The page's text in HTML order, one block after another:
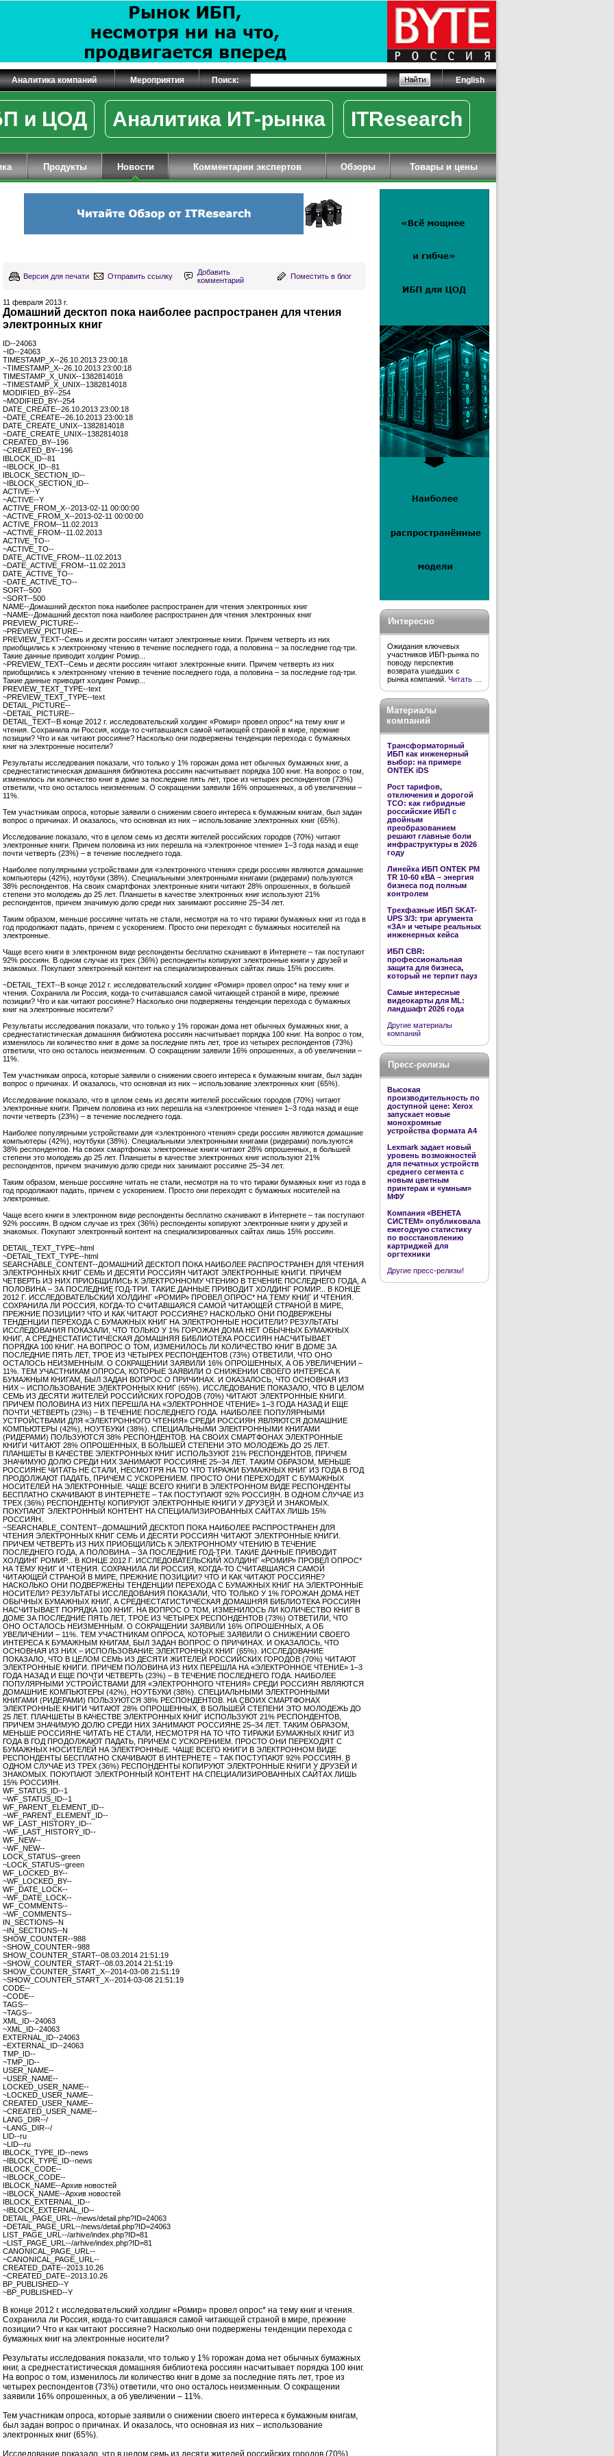
Аналитика компаний Мероприятия Поиск: English
и ЦОД Аналитика ИТ-рынка ITResearch
Продукты Новости Комментарии экспертов Обзоры Товары и цены
Версия для печати Отправить ссылку
Добавить
комментарий
Поместить в блог
11 февраля 2013 г.
Домашний десктоп пока наиболее распространен для чтения
электронных книг
ID--24063
~ID--24063
TIMESTAMP_X--26.10.2013 23:00:18
~TIMESTAMP_X--26.10.2013 23:00:18
TIMESTAMP_X_UNIX--1382814018
~TIMESTAMP_X_UNIX--1382814018
MODIFIED_BY--254
~MODIFIED_BY--254
DATE_CREATE--26.10.2013 23:00:18
~DATE_CREATE--26.10.2013 23:00:18
DATE_CREATE_UNIX--1382814018
~DATE_CREATE_UNIX--1382814018
CREATED_BY--196
~CREATED_BY--196
IBLOCK_ID--81
~IBLOCK_ID--81
IBLOCK_SECTION_ID--
~IBLOCK_SECTION_ID--
ACTIVE--Y
~ACTIVE--Y
ACTIVE_FROM_X--2013-02-11 00:00:00
~ACTIVE_FROM_X--2013-02-11 00:00:00
ACTIVE_FROM--11.02.2013
~ACTIVE_FROM--11.02.2013
ACTIVE_TO--
~ACTIVE_TO--
DATE_ACTIVE_FROM--11.02.2013
~DATE_ACTIVE_FROM--11.02.2013
DATE_ACTIVE_TO--
~DATE_ACTIVE_TO--
SORT--500
~SORT--500
NAME--Домашний десктоп пока наиболее распространен для чтения электронных книг
~NAME--Домашний десктоп пока наиболее распространен для чтения электронных книг
PREVIEW_PICTURE--
~PREVIEW_PICTURE--
PREVIEW_TEXT--Семь и десяти россиян читают электронные книги. Причем четверть из них
приобщились к электронному чтению в течение последнего года, а половина – за последние год-три.
Такие данные приводит холдинг Ромир...
~PREVIEW_TEXT--Семь и десяти россиян читают электронные книги. Причем четверть из них
приобщились к электронному чтению в течение последнего года, а половина – за последние год-три.
Такие данные приводит холдинг Ромир...
PREVIEW_TEXT_TYPE--text
~PREVIEW_TEXT_TYPE--text
DETAIL_PICTURE--
~DETAIL_PICTURE--
DETAIL_TEXT--В конце 2012 г. исследовательский холдинг «Ромир» провел опрос* на тему книг и
чтения. Сохранила ли Россия, когда-то считавшаяся самой читающей страной в мире, прежние
позиции? Что и как читают россияне? Насколько они подвержены тенденции перехода с бумажных
книг на электронные носители?
Результаты исследования показали, что только у 1% горожан дома нет обычных бумажных книг, а
среднестатистическая домашняя библиотека россиян насчитывает порядка 100 книг. На вопрос о том,
изменилось ли количество книг в доме за последние пять лет, трое из четырех респондентов (73%)
ответили, что оно осталось неизменным. О сокращении заявили 16% опрошенных, а об увеличении –
11%.
Тем участникам опроса, которые заявили о снижении своего интереса к бумажным книгам, был задан
вопрос о причинах. И оказалось, что основная из них – использование электронных книг (65%).
Исследование показало, что в целом семь из десяти жителей российских городов (70%) читают
электронные книги. Причем половина из них перешла на «электронное чтение» 1–3 года назад и еще
почти четверть (23%) – в течение последнего года.
Наиболее популярными устройствами для «электронного чтения» среди россиян являются домашние
компьютеры (42%), ноутбуки (38%). Специальными электронными книгами (ридерами) пользуются
38% респондентов. На своих смартфонах электронные книги читают 28% опрошенных, в большей
степени это молодежь до 25 лет. Планшеты в качестве электронных книг используют 21%
респондентов, причем значимую долю среди них занимают россияне 25–34 лет.
Таким образом, меньше россияне читать не стали, несмотря на то что тиражи бумажных книг из года в
год продолжают падать, причем с ускорением. Просто они переходят с бумажных носителей на
электронные.
Чаще всего книги в электронном виде респонденты бесплатно скачивают в Интернете – так поступают
92% россиян. В одном случае из трех (36%) респонденты копируют электронные книги у друзей и
знакомых. Покупают электронный контент на специализированных сайтах лишь 15% россиян.
~DETAIL_TEXT--В конце 2012 г. исследовательский холдинг «Ромир» провел опрос* на тему книг и
чтения. Сохранила ли Россия, когда-то считавшаяся самой читающей страной в мире, прежние
позиции? Что и как читают россияне? Насколько они подвержены тенденции перехода с бумажных
книг на электронные носители?
Результаты исследования показали, что только у 1% горожан дома нет обычных бумажных книг, а
среднестатистическая домашняя библиотека россиян насчитывает порядка 100 книг. На вопрос о том,
изменилось ли количество книг в доме за последние пять лет, трое из четырех респондентов (73%)
ответили, что оно осталось неизменным. О сокращении заявили 16% опрошенных, а об увеличении –
11%.
Тем участникам опроса, которые заявили о снижении своего интереса к бумажным книгам, был задан
вопрос о причинах. И оказалось, что основная из них – использование электронных книг (65%).
Исследование показало, что в целом семь из десяти жителей российских городов (70%) читают
электронные книги. Причем половина из них перешла на «электронное чтение» 1–3 года назад и еще
почти четверть (23%) – в течение последнего года.
Наиболее популярными устройствами для «электронного чтения» среди россиян являются домашние
компьютеры (42%), ноутбуки (38%). Специальными электронными книгами (ридерами) пользуются
38% респондентов. На своих смартфонах электронные книги читают 28% опрошенных, в большей
степени это молодежь до 25 лет. Планшеты в качестве электронных книг используют 21%
респондентов, причем значимую долю среди них занимают россияне 25–34 лет.
Таким образом, меньше россияне читать не стали, несмотря на то что тиражи бумажных книг из года в
год продолжают падать, причем с ускорением. Просто они переходят с бумажных носителей на
электронные.
Чаще всего книги в электронном виде респонденты бесплатно скачивают в Интернете – так поступают
92% россиян. В одном случае из трех (36%) респонденты копируют электронные книги у друзей и
знакомых. Покупают электронный контент на специализированных сайтах лишь 15% россиян.
DETAIL_TEXT_TYPE--html
~DETAIL_TEXT_TYPE--html
SEARCHABLE_CONTENT--ДОМАШНИЙ ДЕСКТОП ПОКА НАИБОЛЕЕ РАСПРОСТРАНЕН ДЛЯ ЧТЕНИЯ
ЭЛЕКТРОННЫХ КНИГ СЕМЬ И ДЕСЯТИ РОССИЯН ЧИТАЮТ ЭЛЕКТРОННЫЕ КНИГИ. ПРИЧЕМ
ЧЕТВЕРТЬ ИЗ НИХ ПРИОБЩИЛИСЬ К ЭЛЕКТРОННОМУ ЧТЕНИЮ В ТЕЧЕНИЕ ПОСЛЕДНЕГО ГОДА, А
ПОЛОВИНА – ЗА ПОСЛЕДНИЕ ГОД-ТРИ. ТАКИЕ ДАННЫЕ ПРИВОДИТ ХОЛДИНГ РОМИР... В КОНЦЕ
2012 Г. ИССЛЕДОВАТЕЛЬСКИЙ ХОЛДИНГ «РОМИР» ПРОВЕЛ ОПРОС* НА ТЕМУ КНИГ И ЧТЕНИЯ.
СОХРАНИЛА ЛИ РОССИЯ, КОГДА-ТО СЧИТАВШАЯСЯ САМОЙ ЧИТАЮЩЕЙ СТРАНОЙ В МИРЕ,
ПРЕЖНИЕ ПОЗИЦИИ? ЧТО И КАК ЧИТАЮТ РОССИЯНЕ? НАСКОЛЬКО ОНИ ПОДВЕРЖЕНЫ
ТЕНДЕНЦИИ ПЕРЕХОДА С БУМАЖНЫХ КНИГ НА ЭЛЕКТРОННЫЕ НОСИТЕЛИ? РЕЗУЛЬТАТЫ
ИССЛЕДОВАНИЯ ПОКАЗАЛИ, ЧТО ТОЛЬКО У 1% ГОРОЖАН ДОМА НЕТ ОБЫЧНЫХ БУМАЖНЫХ
КНИГ, А СРЕДНЕСТАТИСТИЧЕСКАЯ ДОМАШНЯЯ БИБЛИОТЕКА РОССИЯН НАСЧИТЫВАЕТ
ПОРЯДКА 100 КНИГ. НА ВОПРОС О ТОМ, ИЗМЕНИЛОСЬ ЛИ КОЛИЧЕСТВО КНИГ В ДОМЕ ЗА
ПОСЛЕДНИЕ ПЯТЬ ЛЕТ, ТРОЕ ИЗ ЧЕТЫРЕХ РЕСПОНДЕНТОВ (73%) ОТВЕТИЛИ, ЧТО ОНО
ОСТАЛОСЬ НЕИЗМЕННЫМ. О СОКРАЩЕНИИ ЗАЯВИЛИ 16% ОПРОШЕННЫХ, А ОБ УВЕЛИЧЕНИИ –
11%. ТЕМ УЧАСТНИКАМ ОПРОСА, КОТОРЫЕ ЗАЯВИЛИ О СНИЖЕНИИ СВОЕГО ИНТЕРЕСА К
БУМАЖНЫМ КНИГАМ, БЫЛ ЗАДАН ВОПРОС О ПРИЧИНАХ. И ОКАЗАЛОСЬ, ЧТО ОСНОВНАЯ ИЗ
НИХ – ИСПОЛЬЗОВАНИЕ ЭЛЕКТРОННЫХ КНИГ (65%). ИССЛЕДОВАНИЕ ПОКАЗАЛО, ЧТО В ЦЕЛОМ
СЕМЬ ИЗ ДЕСЯТИ ЖИТЕЛЕЙ РОССИЙСКИХ ГОРОДОВ (70%) ЧИТАЮТ ЭЛЕКТРОННЫЕ КНИГИ.
ПРИЧЕМ ПОЛОВИНА ИЗ НИХ ПЕРЕШЛА НА «ЭЛЕКТРОННОЕ ЧТЕНИЕ» 1–3 ГОДА НАЗАД И ЕЩЕ
ПОЧТИ ЧЕТВЕРТЬ (23%) – В ТЕЧЕНИЕ ПОСЛЕДНЕГО ГОДА. НАИБОЛЕЕ ПОПУЛЯРНЫМИ
УСТРОЙСТВАМИ ДЛЯ «ЭЛЕКТРОННОГО ЧТЕНИЯ» СРЕДИ РОССИЯН ЯВЛЯЮТСЯ ДОМАШНИЕ
КОМПЬЮТЕРЫ (42%), НОУТБУКИ (38%). СПЕЦИАЛЬНЫМИ ЭЛЕКТРОННЫМИ КНИГАМИ
(РИДЕРАМИ) ПОЛЬЗУЮТСЯ 38% РЕСПОНДЕНТОВ. НА СВОИХ СМАРТФОНАХ ЭЛЕКТРОННЫЕ
КНИГИ ЧИТАЮТ 28% ОПРОШЕННЫХ, В БОЛЬШЕЙ СТЕПЕНИ ЭТО МОЛОДЕЖЬ ДО 25 ЛЕТ.
ПЛАНШЕТЫ В КАЧЕСТВЕ ЭЛЕКТРОННЫХ КНИГ ИСПОЛЬЗУЮТ 21% РЕСПОНДЕНТОВ, ПРИЧЕМ
ЗНАЧИМУЮ ДОЛЮ СРЕДИ НИХ ЗАНИМАЮТ РОССИЯНЕ 25–34 ЛЕТ. ТАКИМ ОБРАЗОМ, МЕНЬШЕ
РОССИЯНЕ ЧИТАТЬ НЕ СТАЛИ, НЕСМОТРЯ НА ТО ЧТО ТИРАЖИ БУМАЖНЫХ КНИГ ИЗ ГОДА В ГОД
ПРОДОЛЖАЮТ ПАДАТЬ, ПРИЧЕМ С УСКОРЕНИЕМ. ПРОСТО ОНИ ПЕРЕХОДЯТ С БУМАЖНЫХ
НОСИТЕЛЕЙ НА ЭЛЕКТРОННЫЕ. ЧАЩЕ ВСЕГО КНИГИ В ЭЛЕКТРОННОМ ВИДЕ РЕСПОНДЕНТЫ
БЕСПЛАТНО СКАЧИВАЮТ В ИНТЕРНЕТЕ – ТАК ПОСТУПАЮТ 92% РОССИЯН. В ОДНОМ СЛУЧАЕ ИЗ
ТРЕХ (36%) РЕСПОНДЕНТЫ КОПИРУЮТ ЭЛЕКТРОННЫЕ КНИГИ У ДРУЗЕЙ И ЗНАКОМЫХ.
ПОКУПАЮТ ЭЛЕКТРОННЫЙ КОНТЕНТ НА СПЕЦИАЛИЗИРОВАННЫХ САЙТАХ ЛИШЬ 15%
РОССИЯН.
~SEARCHABLE_CONTENT--ДОМАШНИЙ ДЕСКТОП ПОКА НАИБОЛЕЕ РАСПРОСТРАНЕН ДЛЯ
ЧТЕНИЯ ЭЛЕКТРОННЫХ КНИГ СЕМЬ И ДЕСЯТИ РОССИЯН ЧИТАЮТ ЭЛЕКТРОННЫЕ КНИГИ.
ПРИЧЕМ ЧЕТВЕРТЬ ИЗ НИХ ПРИОБЩИЛИСЬ К ЭЛЕКТРОННОМУ ЧТЕНИЮ В ТЕЧЕНИЕ
ПОСЛЕДНЕГО ГОДА, А ПОЛОВИНА – ЗА ПОСЛЕДНИЕ ГОД-ТРИ. ТАКИЕ ДАННЫЕ ПРИВОДИТ
ХОЛДИНГ РОМИР... В КОНЦЕ 2012 Г. ИССЛЕДОВАТЕЛЬСКИЙ ХОЛДИНГ «РОМИР» ПРОВЕЛ ОПРОС*
НА ТЕМУ КНИГ И ЧТЕНИЯ. СОХРАНИЛА ЛИ РОССИЯ, КОГДА-ТО СЧИТАВШАЯСЯ САМОЙ
ЧИТАЮЩЕЙ СТРАНОЙ В МИРЕ, ПРЕЖНИЕ ПОЗИЦИИ? ЧТО И КАК ЧИТАЮТ РОССИЯНЕ?
НАСКОЛЬКО ОНИ ПОДВЕРЖЕНЫ ТЕНДЕНЦИИ ПЕРЕХОДА С БУМАЖНЫХ КНИГ НА ЭЛЕКТРОННЫЕ
НОСИТЕЛИ? РЕЗУЛЬТАТЫ ИССЛЕДОВАНИЯ ПОКАЗАЛИ, ЧТО ТОЛЬКО У 1% ГОРОЖАН ДОМА НЕТ
ОБЫЧНЫХ БУМАЖНЫХ КНИГ, А СРЕДНЕСТАТИСТИЧЕСКАЯ ДОМАШНЯЯ БИБЛИОТЕКА РОССИЯН
НАСЧИТЫВАЕТ ПОРЯДКА 100 КНИГ. НА ВОПРОС О ТОМ, ИЗМЕНИЛОСЬ ЛИ КОЛИЧЕСТВО КНИГ В
ДОМЕ ЗА ПОСЛЕДНИЕ ПЯТЬ ЛЕТ, ТРОЕ ИЗ ЧЕТЫРЕХ РЕСПОНДЕНТОВ (73%) ОТВЕТИЛИ, ЧТО
ОНО ОСТАЛОСЬ НЕИЗМЕННЫМ. О СОКРАЩЕНИИ ЗАЯВИЛИ 16% ОПРОШЕННЫХ, А ОБ
УВЕЛИЧЕНИИ – 11%. ТЕМ УЧАСТНИКАМ ОПРОСА, КОТОРЫЕ ЗАЯВИЛИ О СНИЖЕНИИ СВОЕГО
ИНТЕРЕСА К БУМАЖНЫМ КНИГАМ, БЫЛ ЗАДАН ВОПРОС О ПРИЧИНАХ. И ОКАЗАЛОСЬ, ЧТО
ОСНОВНАЯ ИЗ НИХ – ИСПОЛЬЗОВАНИЕ ЭЛЕКТРОННЫХ КНИГ (65%). ИССЛЕДОВАНИЕ
ПОКАЗАЛО, ЧТО В ЦЕЛОМ СЕМЬ ИЗ ДЕСЯТИ ЖИТЕЛЕЙ РОССИЙСКИХ ГОРОДОВ (70%) ЧИТАЮТ
ЭЛЕКТРОННЫЕ КНИГИ. ПРИЧЕМ ПОЛОВИНА ИЗ НИХ ПЕРЕШЛА НА «ЭЛЕКТРОННОЕ ЧТЕНИЕ» 1–3
ГОДА НАЗАД И ЕЩЕ ПОЧТИ ЧЕТВЕРТЬ (23%) – В ТЕЧЕНИЕ ПОСЛЕДНЕГО ГОДА. НАИБОЛЕЕ
ПОПУЛЯРНЫМИ УСТРОЙСТВАМИ ДЛЯ «ЭЛЕКТРОННОГО ЧТЕНИЯ» СРЕДИ РОССИЯН ЯВЛЯЮТСЯ
ДОМАШНИЕ КОМПЬЮТЕРЫ (42%), НОУТБУКИ (38%). СПЕЦИАЛЬНЫМИ ЭЛЕКТРОННЫМИ
КНИГАМИ (РИДЕРАМИ) ПОЛЬЗУЮТСЯ 38% РЕСПОНДЕНТОВ. НА СВОИХ СМАРТФОНАХ
ЭЛЕКТРОННЫЕ КНИГИ ЧИТАЮТ 28% ОПРОШЕННЫХ, В БОЛЬШЕЙ СТЕПЕНИ ЭТО МОЛОДЕЖЬ ДО
25 ЛЕТ. ПЛАНШЕТЫ В КАЧЕСТВЕ ЭЛЕКТРОННЫХ КНИГ ИСПОЛЬЗУЮТ 21% РЕСПОНДЕНТОВ,
ПРИЧЕМ ЗНАЧИМУЮ ДОЛЮ СРЕДИ НИХ ЗАНИМАЮТ РОССИЯНЕ 25–34 ЛЕТ. ТАКИМ ОБРАЗОМ,
МЕНЬШЕ РОССИЯНЕ ЧИТАТЬ НЕ СТАЛИ, НЕСМОТРЯ НА ТО ЧТО ТИРАЖИ БУМАЖНЫХ КНИГ ИЗ
ГОДА В ГОД ПРОДОЛЖАЮТ ПАДАТЬ, ПРИЧЕМ С УСКОРЕНИЕМ. ПРОСТО ОНИ ПЕРЕХОДЯТ С
БУМАЖНЫХ НОСИТЕЛЕЙ НА ЭЛЕКТРОННЫЕ. ЧАЩЕ ВСЕГО КНИГИ В ЭЛЕКТРОННОМ ВИДЕ
РЕСПОНДЕНТЫ БЕСПЛАТНО СКАЧИВАЮТ В ИНТЕРНЕТЕ – ТАК ПОСТУПАЮТ 92% РОССИЯН. В
ОДНОМ СЛУЧАЕ ИЗ ТРЕХ (36%) РЕСПОНДЕНТЫ КОПИРУЮТ ЭЛЕКТРОННЫЕ КНИГИ У ДРУЗЕЙ И
ЗНАКОМЫХ. ПОКУПАЮТ ЭЛЕКТРОННЫЙ КОНТЕНТ НА СПЕЦИАЛИЗИРОВАННЫХ САЙТАХ ЛИШЬ
15% РОССИЯН.
WF_STATUS_ID--1
~WF_STATUS_ID--1
WF_PARENT_ELEMENT_ID--
~WF_PARENT_ELEMENT_ID--
WF_LAST_HISTORY_ID--
~WF_LAST_HISTORY_ID--
WF_NEW--
~WF_NEW--
LOCK_STATUS--green
~LOCK_STATUS--green
WF_LOCKED_BY--
~WF_LOCKED_BY--
WF_DATE_LOCK--
~WF_DATE_LOCK--
WF_COMMENTS--
~WF_COMMENTS--
IN_SECTIONS--N
~IN_SECTIONS--N
SHOW_COUNTER--988
~SHOW_COUNTER--988
SHOW_COUNTER_START--08.03.2014 21:51:19
~SHOW_COUNTER_START--08.03.2014 21:51:19
SHOW_COUNTER_START_X--2014-03-08 21:51:19
~SHOW_COUNTER_START_X--2014-03-08 21:51:19
CODE--
~CODE--
TAGS--
~TAGS--
XML_ID--24063
~XML_ID--24063
EXTERNAL_ID--24063
~EXTERNAL_ID--24063
TMP_ID--
~TMP_ID--
USER_NAME--
~USER_NAME--
LOCKED_USER_NAME--
~LOCKED_USER_NAME--
CREATED_USER_NAME--
~CREATED_USER_NAME--
LANG_DIR--/
~LANG_DIR--/
LID--ru
~LID--ru
IBLOCK_TYPE_ID--news
~IBLOCK_TYPE_ID--news
IBLOCK_CODE--
~IBLOCK_CODE--
IBLOCK_NAME--Архив новостей
~IBLOCK_NAME--Архив новостей
IBLOCK_EXTERNAL_ID--
~IBLOCK_EXTERNAL_ID--
DETAIL_PAGE_URL--/news/detail.php?ID=24063
~DETAIL_PAGE_URL--/news/detail.php?ID=24063
LIST_PAGE_URL--/arhive/index.php?ID=81
~LIST_PAGE_URL--/arhive/index.php?ID=81
CANONICAL_PAGE_URL--
~CANONICAL_PAGE_URL--
CREATED_DATE--2013.10.26
~CREATED_DATE--2013.10.26
BP_PUBLISHED--Y
~BP_PUBLISHED--Y
В конце 2012 г. исследовательский холдинг «Ромир» провел опрос* на тему книг и чтения.
Сохранила ли Россия, когда-то считавшаяся самой читающей страной в мире, прежние
позиции? Что и как читают россияне? Насколько они подвержены тенденции перехода с
бумажных книг на электронные носители?
Результаты исследования показали, что только у 1% горожан дома нет обычных бумажных
книг, а среднестатистическая домашняя библиотека россиян насчитывает порядка 100 книг.
На вопрос о том, изменилось ли количество книг в доме за последние пять лет, трое из
четырех респондентов (73%) ответили, что оно осталось неизменным. О сокращении
заявили 16% опрошенных, а об увеличении – 11%.
Тем участникам опроса, которые заявили о снижении своего интереса к бумажным книгам,
был задан вопрос о причинах. И оказалось, что основная из них – использование
электронных книг (65%).
Исследование показало, что в целом семь из десяти жителей российских городов (70%)
Интересно
Ожидания ключевых
участников ИБП-рынка по
поводу перспектив
возврата ушедших с
рынка компаний. Читать …
Материалы
компаний
Трансформаторный
ИБП как инженерный
выбор: на примере
ONTEK iDS
Рост тарифов,
отключения и дорогой
TCO: как гибридные
российские ИБП с
двойным
преобразованием
решают главные боли
инфраструктуры в 2026
году
Линейка ИБП ONTEK PM
TR 10-60 кВА – энергия
бизнеса под полным
контролем
Трехфазные ИБП SKAT-
UPS 3/3: три аргумента
«ЗА» и четыре реальных
инженерных кейса
ИБП CBR:
профессиональная
защита для бизнеса,
который не терпит пауз
Самые интересные
видеокарты для ML:
ландшафт 2026 года
Другие материалы
компаний
Пресс-релизы
Высокая
производительность по
доступной цене: Xerox
запускает новые
монохромные
устройства формата А4
Lexmark задает новый
уровень возможностей
для печатных устройств
среднего сегмента с
новым цветным
принтерам и «умным»
МФУ
Компания «ВЕНЕТА
СИСТЕМ» опубликовала
ежегодную статистику
по восстановлению
картриджей для
оргтехники
Другие пресс-релизы!